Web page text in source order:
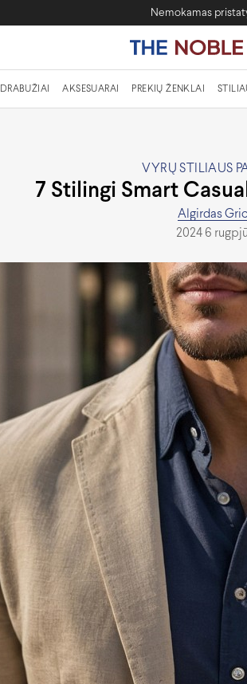
Nemokamas
DRABUŽIAI AKSESUARAI PREKIŲ ŽENKLAI
VYRŲ STILIAUS
7 Stilingi Smart
Algirdas
2024 6